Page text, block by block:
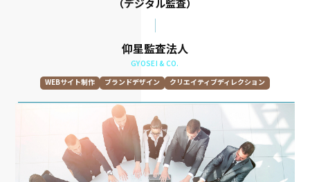
（デジタル監査）
仰星監査法人
GYOSEI & CO.
WEBサイト制作
ブランドデザイン
クリエイティブディレクション
WEBコーディング・開発